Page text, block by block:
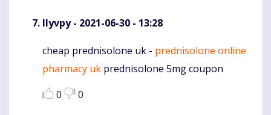
Ilyvpy- 2021-06-30 - 13:28
Komentaras
cheap prednisolone uk - prednisolone online
pharmacy uk prednisolone 5mg coupon
0
0